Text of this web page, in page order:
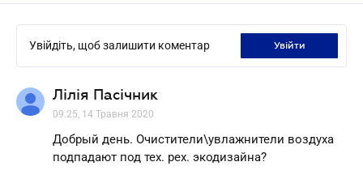
Увійдіть, щоб залишити коментар увійти
Лілія Пасічник
09.25, 14 Травня 2020
Добрый день. Очистители\увлажнители воздуха
подпадают под тех. рех. экодизайна?